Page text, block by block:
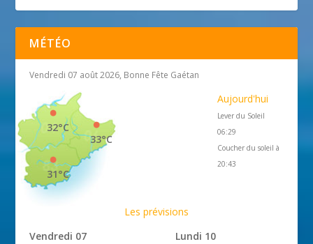
MÉTÉO
Vendredi 07 août 2026, Bonne Fête Gaétan
33°C
32°C
31°C
Aujourd'hui
Lever du Soleil
06:29
Coucher du soleil à
20:43
Les prévisions
Vendredi 07
Lundi 10